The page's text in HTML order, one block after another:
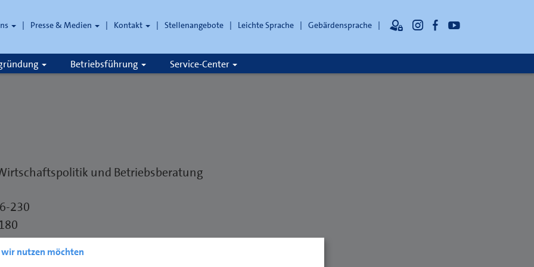
Presse & Medien Kontakt Stellenangebote Leichte Sprache
Gebärdensprache
Betriebsführung Service-Center
und Betriebsberatung
230
277
luebeck.de
nutzen möchten